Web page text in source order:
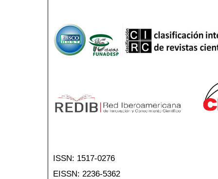
ISSN: 1517-0276
EISSN: 2236-5362